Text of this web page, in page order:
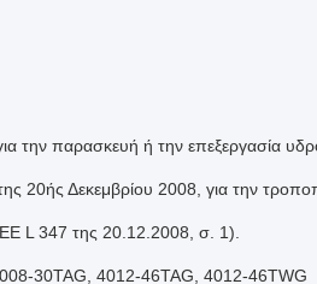
την παρασκευή ή την επεξεργασία
20ής Δεκεμβρίου 2008, για την
L 347 της 20.12.2008, σ. 1).
30TAG, 4012-46TAG, 4012-46TWG